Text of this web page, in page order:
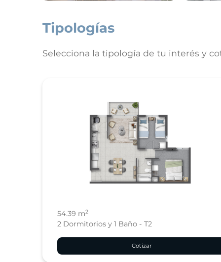
Tipologías
Selecciona la tipología de tu interés y
54.39 m2
2 Dormitorios y 1 Baño - T2
Cotizar